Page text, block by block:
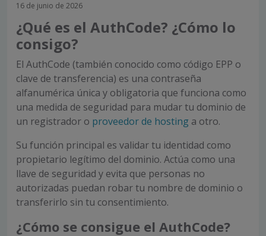
16 de junio de 2026
¿Qué es el AuthCode? ¿Cómo lo
consigo?
El AuthCode (también conocido como código EPP o
clave de transferencia) es una contraseña
alfanumérica única y obligatoria que funciona como
una medida de seguridad para mudar tu dominio de
un registrador o proveedor de hosting a otro.
Su función principal es validar tu identidad como
propietario legítimo del dominio. Actúa como una
llave de seguridad y evita que personas no
autorizadas puedan robar tu nombre de dominio o
transferirlo sin tu consentimiento.
¿Cómo se consigue el AuthCode?